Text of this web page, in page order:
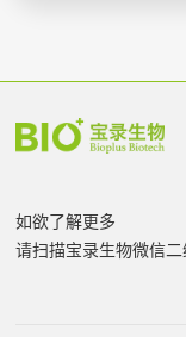
如欲了解更多
请扫描宝录生物微信二